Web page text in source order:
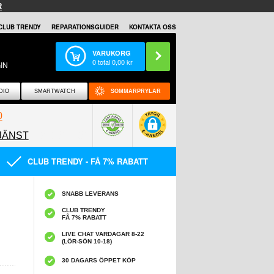
TRENDY REPARATIONSGUIDER KONTAKTA OSS
VARUKORG
0total0,00kr
SMARTWATCH SOMMARPRYLAR
CLUB TRENDY - FÅ 7% RABATT
SNABB LEVERANS
CLUB TRENDY
FÅ 7% RABATT
LIVE CHAT VARDAGAR 8-22
(LÖR-SÖN 10-18)
30 DAGARS ÖPPET KÖP